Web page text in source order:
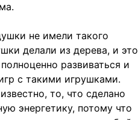
не имели такого
делали из дерева, и это
развиваться и
с такими игрушками.
то, что сделано
энергетику, потому что